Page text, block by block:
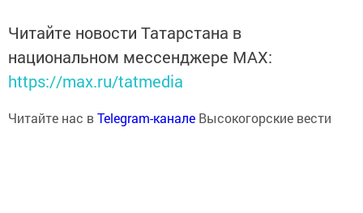
Читайте новости Татарстана в
национальном мессенджере MАХ:
https://max.ru/tatmedia
Читайте нас вTelegram-канале Высокогорские вести